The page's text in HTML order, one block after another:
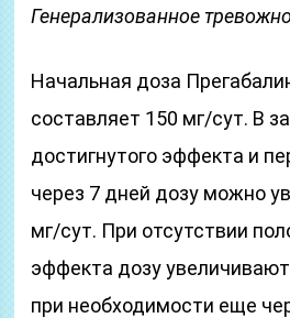
Генерализованное
Начальная доза
составляет 150 мг/сут. В
достигнутого эффекта и
через 7 дней дозу можно
мг/сут. При отсутствии
эффекта дозу
при необходимости еще